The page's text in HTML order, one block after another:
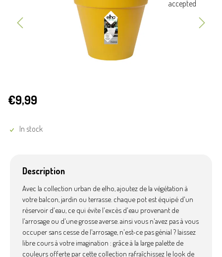
€9,99
In stock
Description
Avec la collection urban de elho, ajoutez de la végétation à
votre balcon, jardin ou terrasse. chaque pot est équipé d'un
réservoir d'eau, ce qui évite l'excès d'eau provenant de
l'arrosage ou d'une grosse averse. ainsi vous n'avez pas à vous
occuper sans cesse de l'arrosage, n'est-ce pas génial ? laissez
libre cours à votre imagination : grâce à la large palette de
couleurs offerte par cette collection rafraîchissez le look de